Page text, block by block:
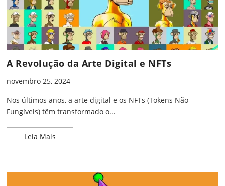
A Revolução da Arte Digital e NFTs
novembro 25, 2024
Nos últimos anos, a arte digital e os NFTs (Tokens Não
Fungíveis) têm transformado o...
Leia Mais